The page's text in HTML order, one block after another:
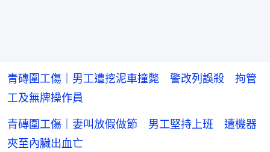
青磚圍工傷｜男工遭挖泥車撞斃 警改列誤殺 拘管
工及無牌操作員
青磚圍工傷｜妻叫放假做節 男工堅持上班 遭機器
夾至內臟出血亡